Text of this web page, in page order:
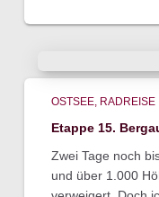
OSTSEE RADREISE
Etappe 15.
Zwei Tage noch
und über 1.000